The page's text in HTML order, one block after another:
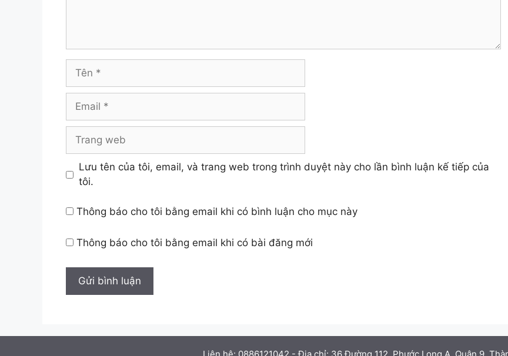
Tên
Email
Trang
Lưu tên của tôi, email, và trang web trong trình duyệt này cho lần bình luận kế tiếp của
tôi.
Thông báo cho tôi bằng email khi có bình luận cho mục này
Thông báo cho tôi bằng email khi có bài đăng mới
Liên hệ: 0886121042 - Địa chỉ: 36 Đường 112, Phước Long A, Quận 9,